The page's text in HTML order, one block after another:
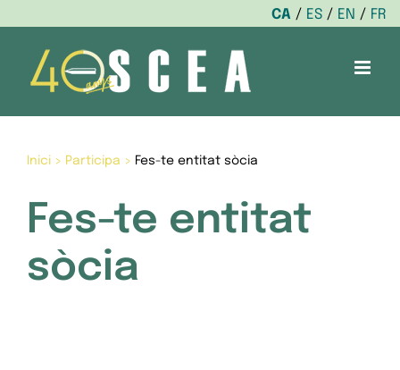
CA ES EN
FR
content
Inici> Participa > Fes-te entitat sòcia
Fes-te entitat
sòcia